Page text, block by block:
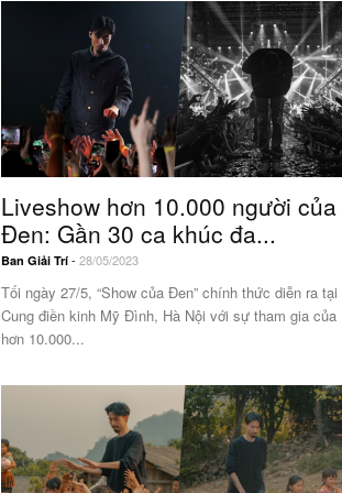
Liveshow hơn 10.000 người của
Đen: Gần 30 ca khúc đa...
Ban Giải Trí - 28/05/2023
Tối ngày 27/5, “Show của Đen” chính thức diễn ra tại
Cung điền kinh Mỹ Đình, Hà Nội với sự tham gia của
hơn 10.000...